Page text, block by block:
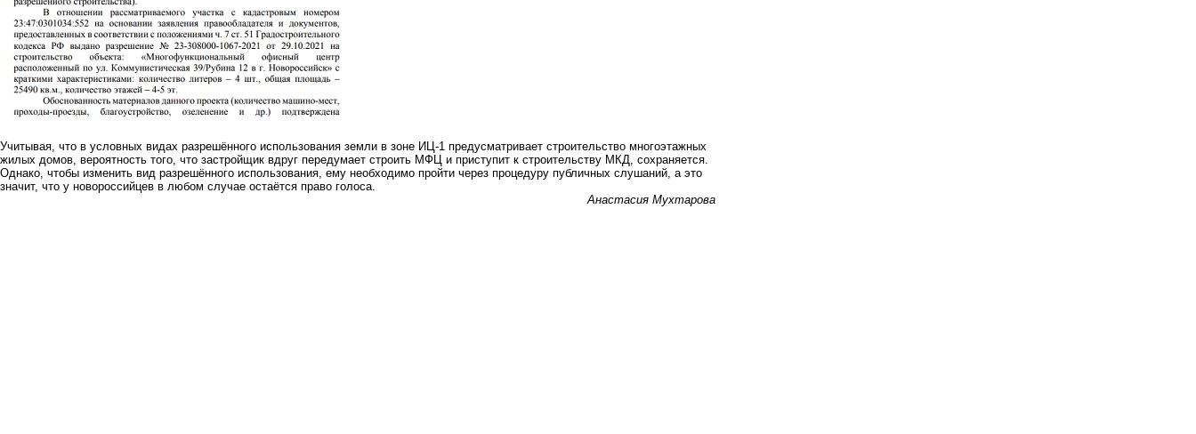
Учитывая, что в условных видах разрешённого использования земли в зоне ИЦ-1 предусматривает строительство многоэтажных
жилых домов, вероятность того, что застройщик вдруг передумает строить МФЦ и приступит к строительству МКД, сохраняется.
Однако, чтобы изменить вид разрешённого использования, ему необходимо пройти через процедуру публичных слушаний, а это
значит, что у новороссийцев в любом случае остаётся право голоса.
Анастасия Мухтарова